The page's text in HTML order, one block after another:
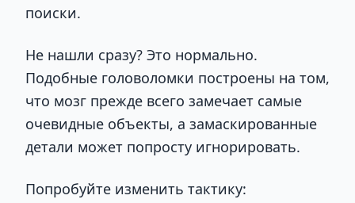
поиски.
Не нашли сразу? Это нормально.
Подобные головоломки построены на том,
что мозг прежде всего замечает самые
очевидные объекты, а замаскированные
детали может попросту игнорировать.
Попробуйте изменить тактику: